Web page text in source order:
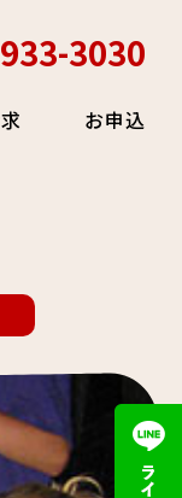
3030
お申込